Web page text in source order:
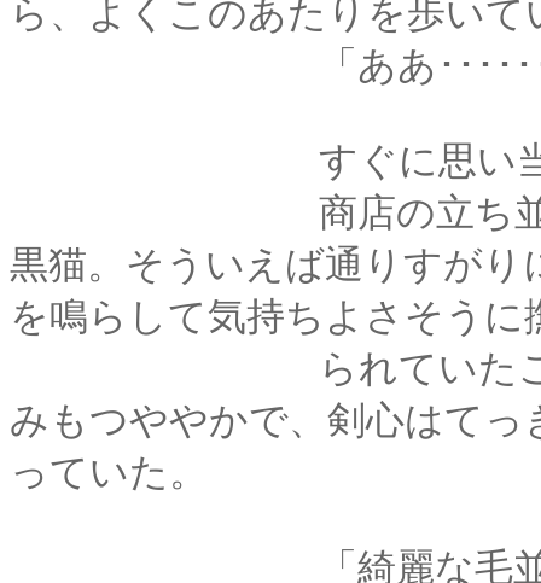
ら、よくこのあたりを歩いて
「ああ･･････あの
すぐに思い当た
商店の立ち並ぶ道の
黒猫。そういえば通りすが
を鳴らして気持ちよさそうに
られていたこともあ
みもつややかで、剣心はて
っていた。
「綺麗な毛並みして